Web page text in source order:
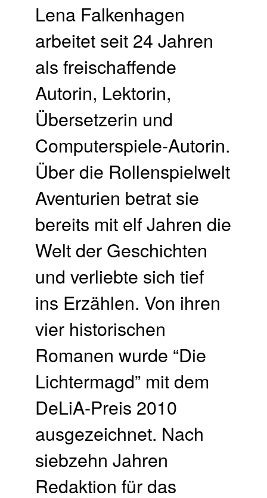
Lena Falkenhagen
arbeitet seit 24 Jahren
als freischaffende
Autorin, Lektorin,
Übersetzerin und
Computerspiele-Autorin.
Über die Rollenspielwelt
Aventurien betrat sie
bereits mit elf Jahren die
Welt der Geschichten
und verliebte sich tief
ins Erzählen. Von ihren
vier historischen
Romanen wurde “Die
Lichtermagd” mit dem
DeLiA-Preis 2010
ausgezeichnet. Nach
siebzehn Jahren
Redaktion für das